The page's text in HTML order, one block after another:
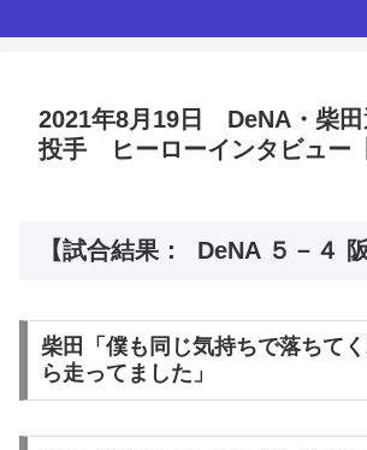
2021年8月19日 DeNA・柴
投手 ヒーローインタビュー
【試合結果： DeNA ５－４ 阪
柴田「僕も同じ気持ちで落ちて
ら走ってました」